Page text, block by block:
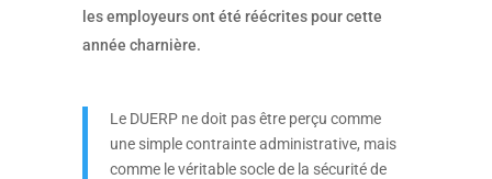
les employeurs ont été réécrites pour cette
année charnière.
Le DUERP ne doit pas être perçu comme
une simple contrainte administrative, mais
comme le véritable socle de la sécurité de